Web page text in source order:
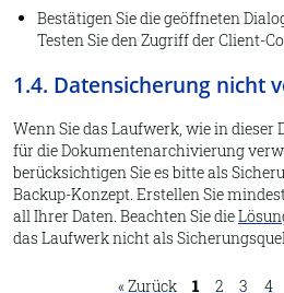
Bestätigen Sie die geöffneten
Testen Sie den Zugriff der Client-
1.4. Datensicherung nicht
Wenn Sie das Laufwerk, wie in
für die Dokumentenarchivierung
berücksichtigen Sie es bitte als
Backup-Konzept. Erstellen Sie
all Ihrer Daten. Beachten Sie die
das Laufwerk nicht als
« Zurück 1 2 3 4